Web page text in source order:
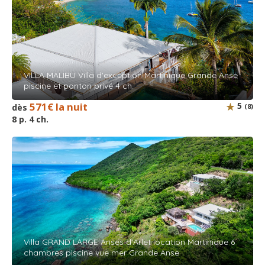
VILLA MALIBU Villa d'exception Martinique Grande Anse
piscine et ponton privé 4 ch.
dès 571€ la nuit
8 p. 4 ch.
5 (8)
Villa GRAND LARGE Anses d'Arlet location Martinique 6
chambres piscine vue mer Grande Anse